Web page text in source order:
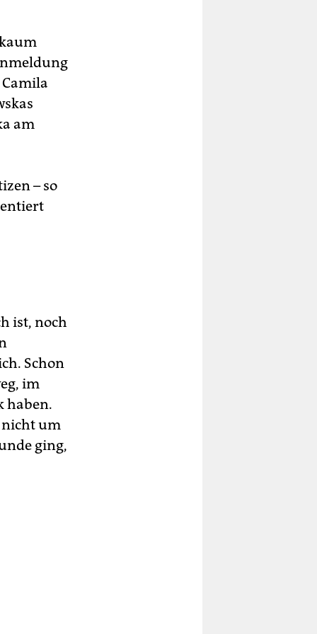
am
– so
ist, noch
Schon
im
haben.
nicht um
ging,